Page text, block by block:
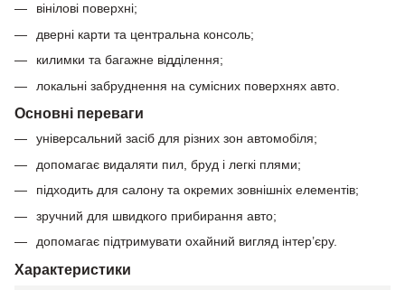
вінілові поверхні;
дверні карти та центральна консоль;
килимки та багажне відділення;
локальні забруднення на сумісних поверхнях авто.
Основні переваги
універсальний засіб для різних зон автомобіля;
допомагає видаляти пил, бруд і легкі плями;
підходить для салону та окремих зовнішніх елементів;
зручний для швидкого прибирання авто;
допомагає підтримувати охайний вигляд інтер’єру.
Характеристики